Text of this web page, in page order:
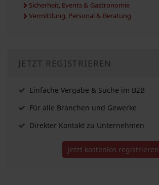
Sicherheit, Events & Gastronomie
Vermittlung, Personal & Beratung
JETZT REGISTRIEREN
Einfache Vergabe & Suche im B2B
Für alle Branchen und Gewerke
Direkter Kontakt zu Unternehmen
Jetzt kostenlos registrieren